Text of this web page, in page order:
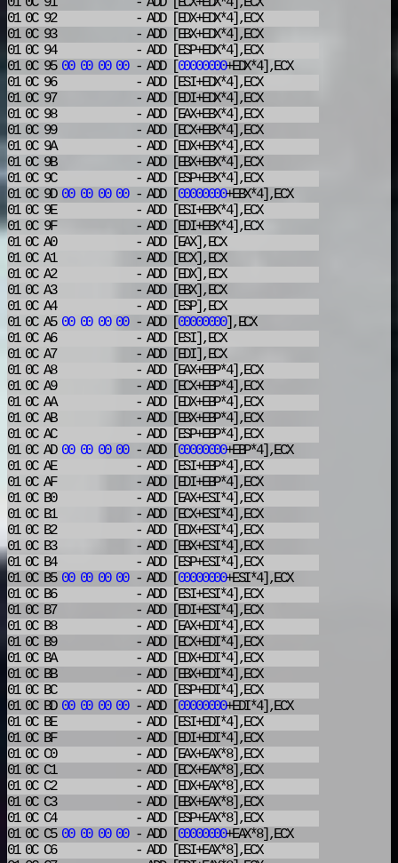
01 0C 92
- ADD[EDX+EDX*4],ECX
01 0C 93
- ADD[EBX+EDX*4],ECX
01 0C 94
- ADD[ESP+EDX*4],ECX
01 0C 95 00 00 00 00- ADD[ 00000000+EDX*4],ECX
01 0C 96
- ADD[ESI+EDX*4],ECX
01 0C 97
- ADD[EDI+EDX*4],ECX
01 0C 98
- ADD[EAX+EBX*4],ECX
01 0C 99
- ADD[ECX+EBX*4],ECX
01 0C 9A
- ADD[EDX+EBX*4],ECX
01 0C 9B
- ADD[EBX+EBX*4],ECX
01 0C 9C
- ADD[ESP+EBX*4],ECX
01 0C 9D 00 00 00 00- ADD[ 00000000+EBX*4],ECX
01 0C 9E
- ADD[ESI+EBX*4],ECX
01 0C 9F
- ADD[EDI+EBX*4],ECX
01 0C A0
- ADD[EAX],ECX
01 0C A1
- ADD[ECX],ECX
01 0C A2
- ADD[EDX],ECX
01 0C A3
- ADD[EBX],ECX
01 0C A4
- ADD[ESP],ECX
01 0C A5 00 00 00 00- ADD[ 00000000],ECX
01 0C A6
- ADD[ESI],ECX
01 0C A7
- ADD[EDI],ECX
01 0C A8
- ADD[EAX+EBP*4],ECX
01 0C A9
- ADD[ECX+EBP*4],ECX
01 0C AA
- ADD[EDX+EBP*4],ECX
01 0C AB
- ADD[EBX+EBP*4],ECX
01 0C AC
- ADD[ESP+EBP*4],ECX
01 0C AD 00 00 00 00- ADD[ 00000000+EBP*4],ECX
01 0C AE
- ADD[ESI+EBP*4],ECX
01 0C AF
- ADD[EDI+EBP*4],ECX
01 0C B0
- ADD[EAX+ESI*4],ECX
01 0C B1
- ADD[ECX+ESI*4],ECX
01 0C B2
- ADD[EDX+ESI*4],ECX
01 0C B3
- ADD[EBX+ESI*4],ECX
01 0C B4
- ADD[ESP+ESI*4],ECX
01 0C B5 00 00 00 00- ADD[ 00000000+ESI*4],ECX
01 0C B6
- ADD[ESI+ESI*4],ECX
01 0C B7
- ADD[EDI+ESI*4],ECX
01 0C B8
- ADD[EAX+EDI*4],ECX
01 0C B9
- ADD[ECX+EDI*4],ECX
01 0C BA
- ADD[EDX+EDI*4],ECX
01 0C BB
- ADD[EBX+EDI*4],ECX
01 0C BC
- ADD[ESP+EDI*4],ECX
01 0C BD 00 00 00 00- ADD[ 00000000+EDI*4],ECX
01 0C BE
- ADD[ESI+EDI*4],ECX
01 0C BF
- ADD[EDI+EDI*4],ECX
01 0C C0
- ADD[EAX+EAX*8],ECX
01 0C C1
- ADD[ECX+EAX*8],ECX
01 0C C2
- ADD[EDX+EAX*8],ECX
01 0C C3
- ADD[EBX+EAX*8],ECX
01 0C C4
- ADD[ESP+EAX*8],ECX
01 0C C5 00 00 00 00- ADD[ 00000000+EAX*8],ECX
01 0C C6
- ADD[ESI+EAX*8],ECX